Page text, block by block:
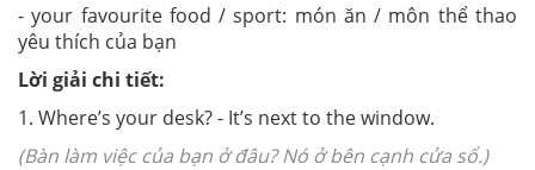
- your favourite food / sport: món ăn / môn thể thao
yêu thích của bạn
Lời giải chi tiết:
1. Where’s your desk? - It’s next to the window.
(Bàn làm việc của bạn ở đâu? Nó ở bên cạnh cửa sổ.)